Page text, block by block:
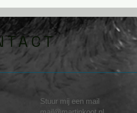
Stuur mij een mail